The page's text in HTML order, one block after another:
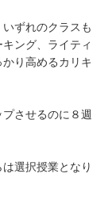
ずれのクラスも
ング、ライティ
り高めるカリキ
させるのに８週
選択授業となり